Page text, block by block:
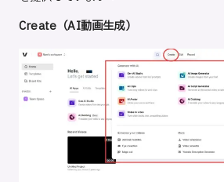
Create（AI動画生成）